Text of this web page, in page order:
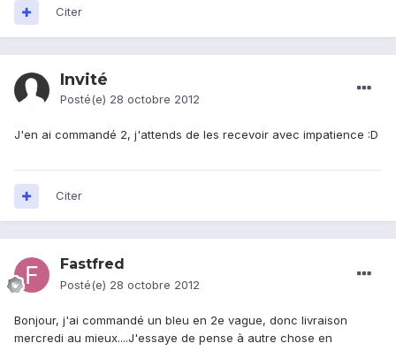
Citer
Invité
Posté(e) 28 octobre 2012
J'en ai commandé 2, j'attends de les recevoir avec impatience :D
Citer
Fastfred
Posté(e) 28 octobre 2012
Bonjour, j'ai commandé un bleu en 2e vague, donc livraison
mercredi au mieux....J'essaye de pense à autre chose en